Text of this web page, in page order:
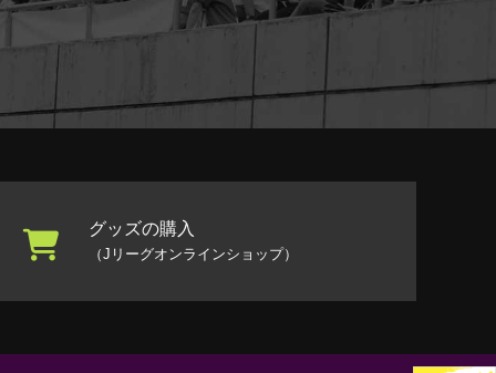
グッズの購入
（Jリーグオンラインショップ）